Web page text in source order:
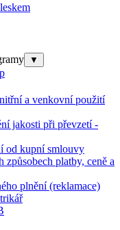
▼
a venkovní použití
jakosti při převzetí -
od kupní smlouvy
platby, ceně a
plnění (reklamace)